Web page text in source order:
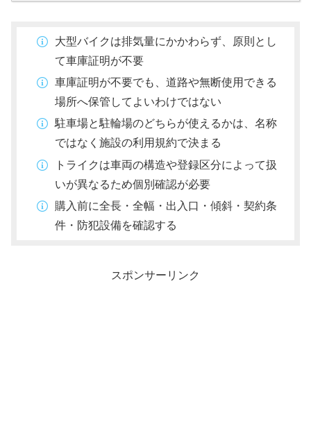
大型バイクは排気量にかかわらず、原則とし
て車庫証明が不要
車庫証明が不要でも、道路や無断使用できる
場所へ保管してよいわけではない
駐車場と駐輪場のどちらが使えるかは、名称
ではなく施設の利用規約で決まる
トライクは車両の構造や登録区分によって扱
いが異なるため個別確認が必要
購入前に全長・全幅・出入口・傾斜・契約条
件・防犯設備を確認する
スポンサーリンク